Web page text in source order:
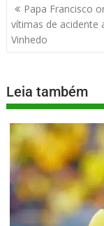
Papa Francisco
vítimas de acidente
Vinhedo
Leia também